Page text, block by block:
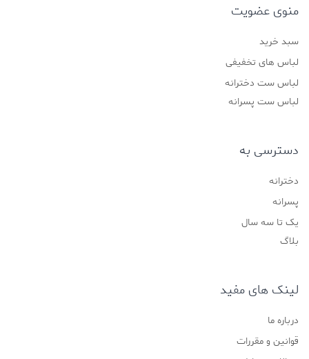
منوی عضویت
سبد خرید
لباس های تخفیفی
لباس ست دخترانه
لباس ست پسرانه
دسترسی به
دخترانه
پسرانه
یک تا سه سال
بلاگ
لینک های مفید
درباره ما
قوانین و مقررات